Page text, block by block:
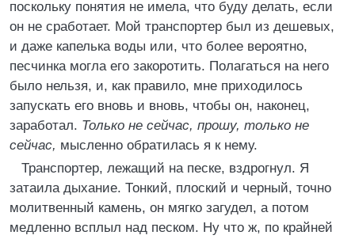
поскольку понятия не имела, что буду делать, если
он не сработает. Мой транспортер был из дешевых,
и даже капелька воды или, что более вероятно,
песчинка могла его закоротить. Полагаться на него
было нельзя, и, как правило, мне приходилось
запускать его вновь и вновь, чтобы он, наконец,
заработал. Только не сейчас, прошу, только не
сейчас, мысленно обратилась я к нему.
Транспортер, лежащий на песке, вздрогнул. Я
затаила дыхание. Тонкий, плоский и черный, точно
молитвенный камень, он мягко загудел, а потом
медленно всплыл над песком. Ну что ж, по крайней